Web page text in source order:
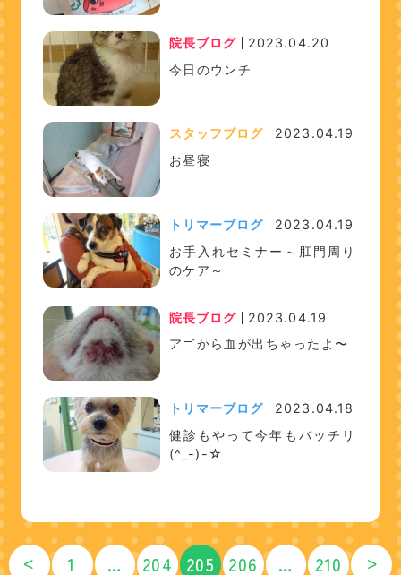
院長ブログ
2023.04.20
今日のウンチ
スタッフブログ
2023.04.19
お昼寝
トリマーブログ
2023.04.19
お手入れセミナー～肛門周り
のケア～
院長ブログ
2023.04.19
アゴから血が出ちゃったよ〜
トリマーブログ
2023.04.18
健診もやって今年もバッチリ
(^_-)-☆
< 1 … 204 205 206 … 210 >